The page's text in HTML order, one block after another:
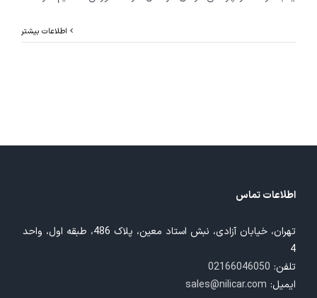
اطلاعات بیشتر
اطلاعات تماس
تهران، خیابان آزادی، نبش استاد معین، پلاک 486، طبقه اول، واحد
4
تلفن: 02166046050
ایمیل: sales@nilicar.com